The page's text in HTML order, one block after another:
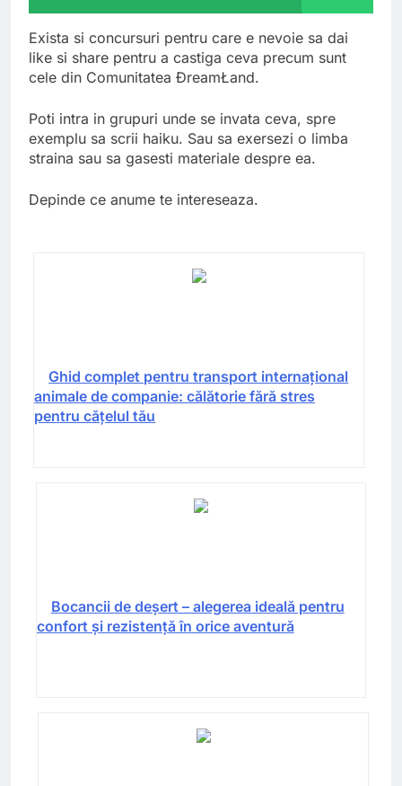
Exista si concursuri pentru care e nevoie sa dai
like si share pentru a castiga ceva precum sunt
cele din Comunitatea ĐreamŁand.
Poti intra in grupuri unde se invata ceva, spre
exemplu sa scrii haiku. Sau sa exersezi o limba
straina sau sa gasesti materiale despre ea.
Depinde ce anume te intereseaza.
Ghid complet pentru transport internațional
animale de companie: călătorie fără stres
pentru cățelul tău
Bocancii de deșert – alegerea ideală pentru
confort și rezistență în orice aventură